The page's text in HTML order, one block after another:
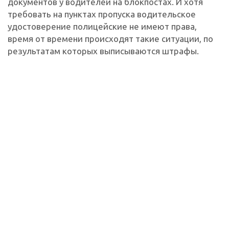
требовать на пунктах пропуска водительское
удостоверение полицейские не имеют права,
время от времени происходят такие ситуации, по
результатам которых выписываются штрафы.